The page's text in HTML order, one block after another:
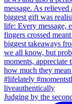
Judging by the